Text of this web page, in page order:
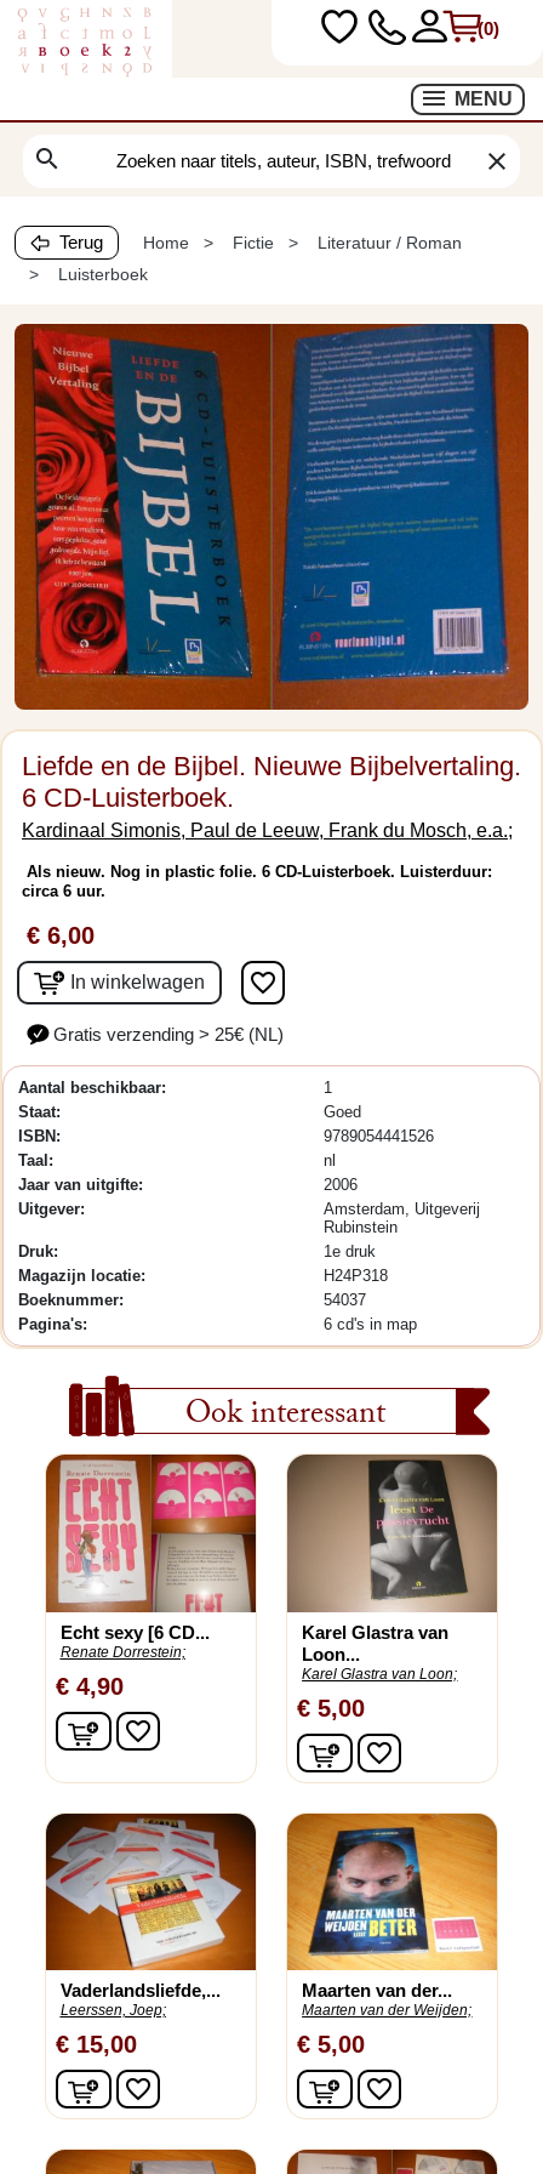
(0)
MENU
search clear
Terug Home Fictie
Literatuur / Roman
Luisterboek
Liefde en de Bijbel. Nieuwe Bijbelvertaling.
6 CD-Luisterboek.
Kardinaal Simonis, Paul de Leeuw, Frank du Mosch, e.a.;
Als nieuw. Nog in plastic folie. 6 CD-Luisterboek. Luisterduur:
circa 6 uur.
€ 6,00
In winkelwagen favorite_border
Gratis verzending > 25€ (NL)
Aantal beschikbaar:
1
Staat:
Goed
ISBN:
9789054441526
Taal:
nl
Jaar van uitgifte:
2006
Uitgever:
Amsterdam, Uitgeverij
Rubinstein
Druk:
1e druk
Magazijn locatie:
H24P318
Boeknummer:
54037
Pagina's:
6 cd's in map
Ook interessant
Echt sexy [6 CD...
Renate Dorrestein;
€ 4,90
In winkelwagen
favorite_border
Karel Glastra van
Loon...
Karel Glastra van Loon;
€ 5,00
In winkelwagen
favorite_border
Vaderlandsliefde,...
Leerssen, Joep;
€ 15,00
In winkelwagen
favorite_border
Maarten van der...
Maarten van der Weijden;
€ 5,00
In winkelwagen
favorite_border